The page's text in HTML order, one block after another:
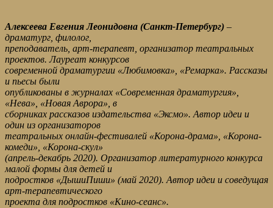
Алексеева Евгения Леонидовна (Санкт-Петербург) –
драматург, филолог,
преподаватель, арт-терапевт, организатор театральных
проектов. Лауреат конкурсов
современной драматургии «Любимовка», «Ремарка». Рассказы
и пьесы были
опубликованы в журналах «Современная драматургия»,
«Нева», «Новая Аврора», в
сборниках рассказов издательства «Эксмо». Автор идеи и
один из организаторов
театральных онлайн-фестивалей «Корона-драма», «Корона-
комеди», «Корона-скул»
(апрель-декабрь 2020). Организатор литературного конкурса
малой формы для детей и
подростков «ДышиПиши» (май 2020). Автор идеи и соведущая
арт-терапевтического
проекта для подростков «Кино-сеанс».